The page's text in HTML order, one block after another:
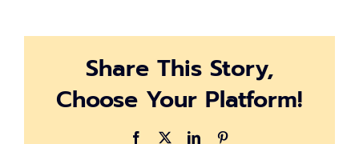
เงิน
2,000
บาท
ราย
Share This Story,
Choose Your Platform!
Facebook LinkedIn